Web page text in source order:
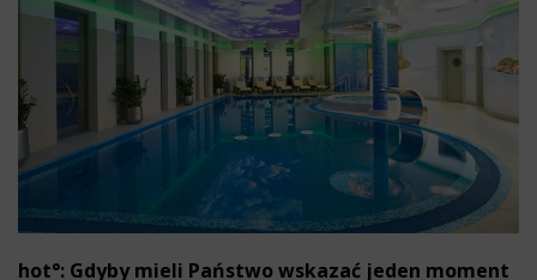
hot°: Gdyby mieli Państwo wskazać jeden moment